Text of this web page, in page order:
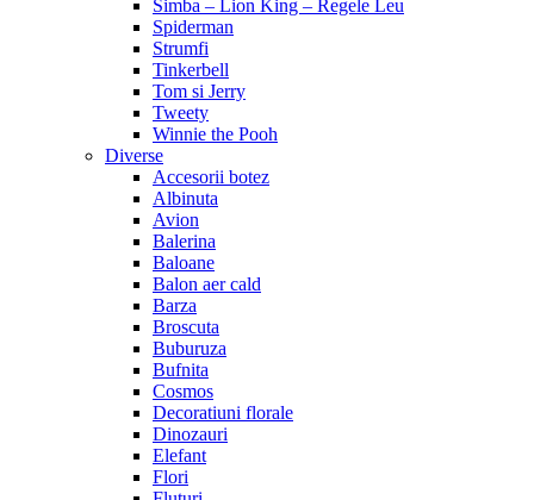
Simba – Lion King – Regele Leu
Spiderman
Strumfi
Tinkerbell
Tom si Jerry
Tweety
Winnie the Pooh
Diverse
Accesorii botez
Albinuta
Avion
Balerina
Baloane
Balon aer cald
Barza
Broscuta
Buburuza
Bufnita
Cosmos
Decoratiuni florale
Dinozauri
Elefant
Flori